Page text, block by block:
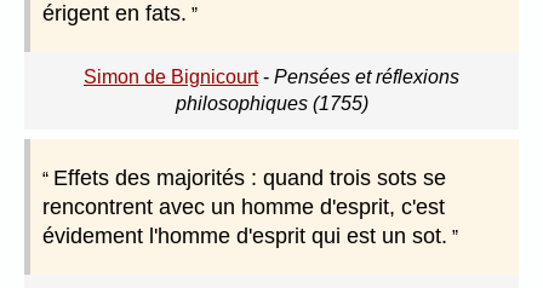
érigent en fats.
Simon de Bignicourt- Pensées et réflexions
philosophiques (1755)
Effets des majorités : quand trois sots se
rencontrent avec un homme d'esprit, c'est
évidement l'homme d'esprit qui est un sot.